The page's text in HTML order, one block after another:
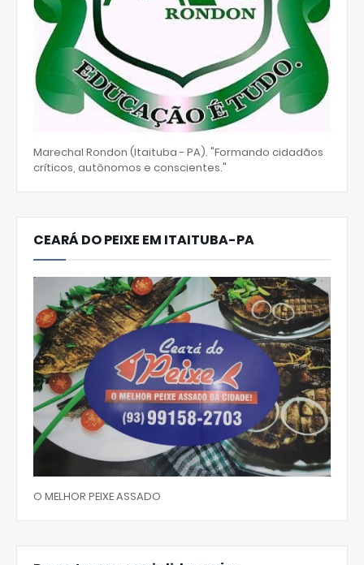
Marechal Rondon (Itaituba - PA). "Formando cidadãos
críticos, autônomos e conscientes."
CEARÁ DO PEIXE EM ITAITUBA-PA
O MELHOR PEIXE ASSADO